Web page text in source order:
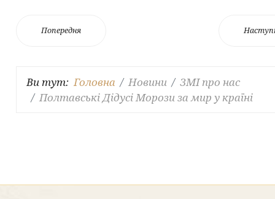
Попередня
Ви тут:Головна Новини
ЗМІ про нас
Полтавські Дідусі Морози за мир у країні